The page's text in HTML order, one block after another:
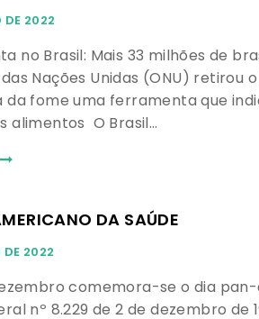
DE 2022
no Brasil: Mais 33 milhões de
Nações Unidas (ONU) retirou
da fome uma ferramenta que
alimentos O Brasil…
DA SAÚDE
DE 2022
comemora-se o dia
nº 8.229 de 2 de dezembro de